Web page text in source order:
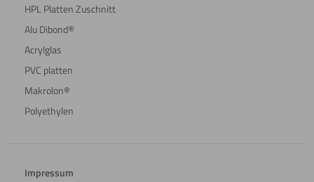
HPL Platten Zuschnitt
Alu Dibond®
Acrylglas
PVC platten
Makrolon®
Polyethylen
Impressum